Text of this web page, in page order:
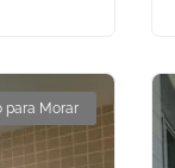
para Morar